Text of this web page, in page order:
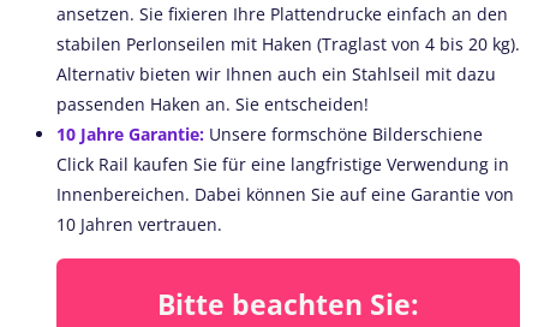
ansetzen. Sie fixieren Ihre Plattendrucke einfach an den
stabilen Perlonseilen mit Haken (Traglast von 4 bis 20 kg).
Alternativ bieten wir Ihnen auch ein Stahlseil mit dazu
passenden Haken an. Sie entscheiden!
10 Jahre Garantie: Unsere formschöne Bilderschiene
Click Rail kaufen Sie für eine langfristige Verwendung in
Innenbereichen. Dabei können Sie auf eine Garantie von
10 Jahren vertrauen.
Bitte beachten Sie: